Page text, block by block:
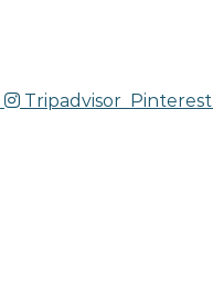
Tripadvisor Pinterest